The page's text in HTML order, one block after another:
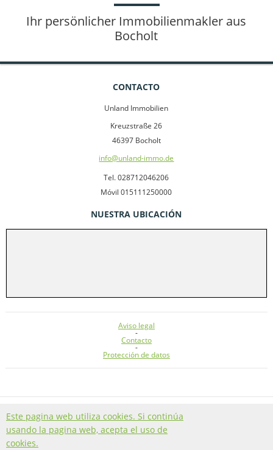
Ihr persönlicher Immobilienmakler aus
Bocholt
CONTACTO
Unland Immobilien
Kreuzstraße 26
46397 Bocholt
info@unland-immo.de
Tel. 028712046206
Móvil 015111250000
NUESTRA UBICACIÓN
Aviso legal
-
Contacto
-
Protección de datos
UNLAND IMMOBILIEN - COPYRIGHT 2026
SOFTWARE INMOBILIARIA & WEBDESIGN POWERED BY
Este pagina web utiliza cookies. Si continúa
usando la pagina web, acepta el uso de
cookies.